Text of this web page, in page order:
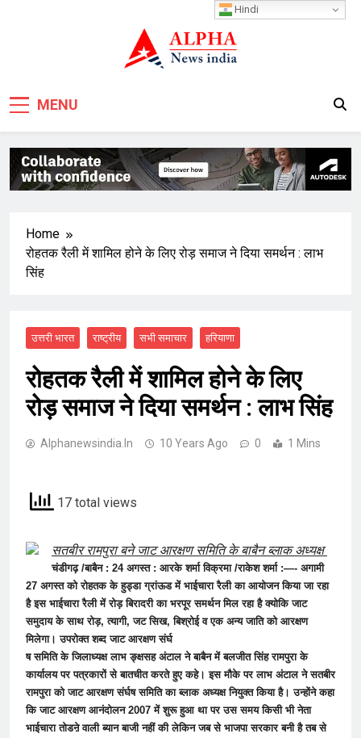
MENU
Home
रोहतक रैली में शामिल होने के लिए रोड़ समाज ने दिया समर्थन : लाभ
सिंह
उत्तरी भारत राष्ट्रीय सभी समाचार हरियाणा
रोहतक रैली में शामिल होने के लिए
रोड़ समाज ने दिया समर्थन : लाभ सिंह
Alphanewsindia.in 10 Years Ago 0 1 Mins
17 total views
सतबीर रामपुरा बने जाट आरक्षण समिति के बाबैन ब्लाक अध्यक्ष
चंडीगढ़ /बाबैन : 24 अगस्त : आरके शर्मा विक्रमा /राकेश शर्मा :—- अगामी
27 अगस्त को रोहतक के हुड्डा ग्रांऊड में भाईचारा रैली का आयोजन किया जा रहा
है इस भाईचारा रैली में रोड़ बिरादरी का भरपूर समर्थन मिल रहा है क्योकि जाट
समुदाय के साथ रोड़, त्यागी, जट सिख, बिश्रोई व एक अन्य जाति को आरक्षण
मिलेगा। उपरोक्त शब्द जाट आरक्षण संर्घ
ष समिति के जिलाध्यक्ष लाभ ङ्क्षसह अंटाल ने बाबैन में बलजीत सिंह रामपुरा के
कार्यालय पर पत्रकारों से बातचीत करते हुए कहे। इस मौके पर लाभ अंटाल ने सतबीर
रामपुरा को जाट आरक्षण संर्घष समिति का ब्लाक अध्यक्ष नियुक्त किया है। उन्होंने कहा
कि जाट आरक्षण आनंदोलन 2007 में शुरू हुआ था पर उस समय किसी भी नेता
भाईचारा तोडऩे वाली ब्यान बाजी नहीं की लेकिन जब से भाजपा सरकार बनी है तब से
Hindi